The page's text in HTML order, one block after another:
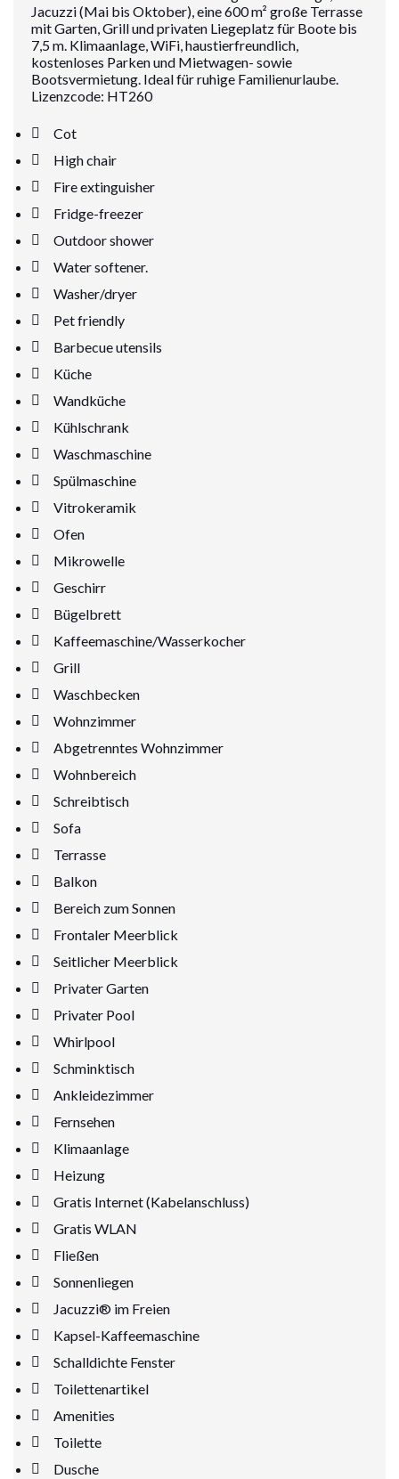
Jacuzzi (Mai bis Oktober), eine 600 m² große Terrasse
mit Garten, Grill und privaten Liegeplatz für Boote bis
7,5 m. Klimaanlage, WiFi, haustierfreundlich,
kostenloses Parken und Mietwagen- sowie
Bootsvermietung. Ideal für ruhige Familienurlaube.
Lizenzcode: HT260
Cot
High chair
Fire extinguisher
Fridge-freezer
Outdoor shower
Water softener.
Washer/dryer
Pet friendly
Barbecue utensils
Küche
Wandküche
Kühlschrank
Waschmaschine
Spülmaschine
Vitrokeramik
Ofen
Mikrowelle
Geschirr
Bügelbrett
Kaffeemaschine/Wasserkocher
Grill
Waschbecken
Wohnzimmer
Abgetrenntes Wohnzimmer
Wohnbereich
Schreibtisch
Sofa
Terrasse
Balkon
Bereich zum Sonnen
Frontaler Meerblick
Seitlicher Meerblick
Privater Garten
Privater Pool
Whirlpool
Schminktisch
Ankleidezimmer
Fernsehen
Klimaanlage
Heizung
Gratis Internet (Kabelanschluss)
Gratis WLAN
Fließen
Sonnenliegen
Jacuzzi® im Freien
Kapsel-Kaffeemaschine
Schalldichte Fenster
Toilettenartikel
Amenities
Toilette
Dusche